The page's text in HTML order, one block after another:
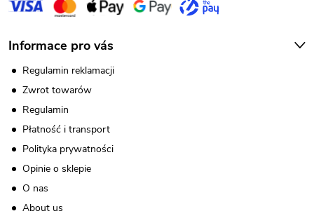
Informace pro vás
Regulamin reklamacji
Zwrot towarów
Regulamin
Płatność i transport
Polityka prywatności
Opinie o sklepie
O nas
About us